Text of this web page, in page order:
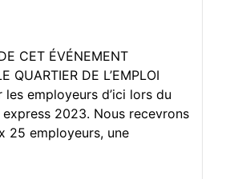
CET ÉVÉNEMENT
QUARTIER DE L’EMPLOI
employeurs d’ici lors du
express 2023. Nous recevrons
25 employeurs, une